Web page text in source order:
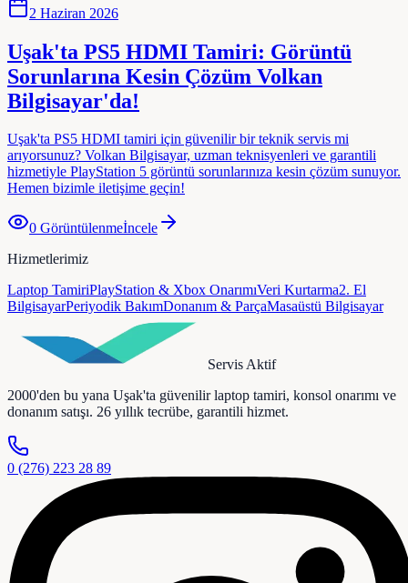
2 Haziran 2026
Uşak'ta PS5 HDMI Tamiri: Görüntü
Sorunlarına Kesin Çözüm Volkan
Bilgisayar'da!
Uşak'ta PS5 HDMI tamiri için güvenilir bir teknik servis mi
arıyorsunuz? Volkan Bilgisayar, uzman teknisyenleri ve garantili
hizmetiyle PlayStation 5 görüntü sorunlarınıza kesin çözüm sunuyor.
Hemen bizimle iletişime geçin!
0 Görüntülenmeİncele
Hizmetlerimiz
Laptop TamiriPlayStation & Xbox OnarımıVeri Kurtarma2. El
BilgisayarPeriyodik BakımDonanım & ParçaMasaüstü Bilgisayar
Servis Aktif
2000'den bu yana Uşak'ta güvenilir laptop tamiri, konsol onarımı ve
donanım satışı. 26 yıllık tecrübe, garantili hizmet.
0 (276) 223 28 89